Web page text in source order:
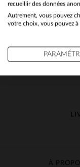
À
recueillir des données
Autrement, vous pouvez
votre choix, vous pouvez